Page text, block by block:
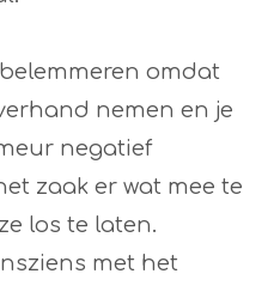
omdat
nemen en je
negatief
zaak er wat mee te
los te laten.
met het